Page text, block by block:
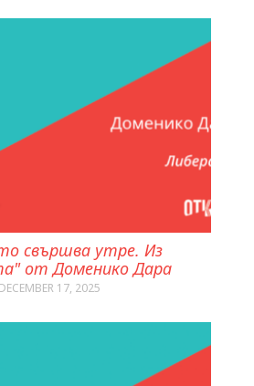
свършва утре. Из
от Доменико Дара
DECEMBER 17, 2025